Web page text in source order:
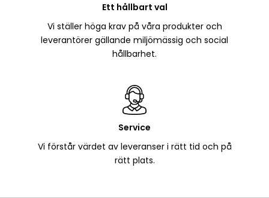
Ett hållbart val
Vi ställer höga krav på våra produkter och
leverantörer gällande miljömässig och social
hållbarhet.
Service
Vi förstår värdet av leveranser i rätt tid och på
rätt plats.